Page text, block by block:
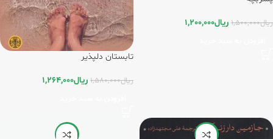
ریال1,500,000 ریال1,200,000
تابستان دلپذیر
ریال1,580,000 ریال1,264,000
-20%
-20%